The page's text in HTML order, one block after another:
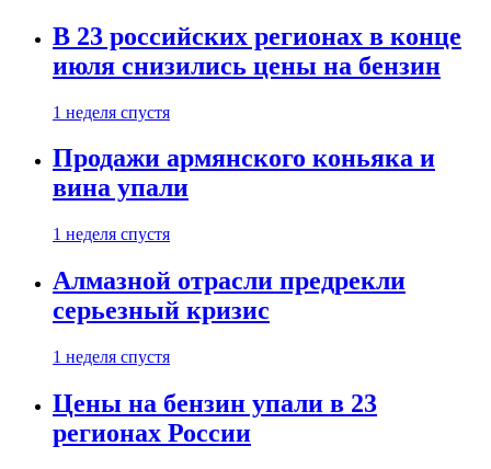
В 23 российских регионах в конце
июля снизились цены на бензин
1 неделя спустя
Продажи армянского коньяка и
вина упали
1 неделя спустя
Алмазной отрасли предрекли
серьезный кризис
1 неделя спустя
Цены на бензин упали в 23
регионах России